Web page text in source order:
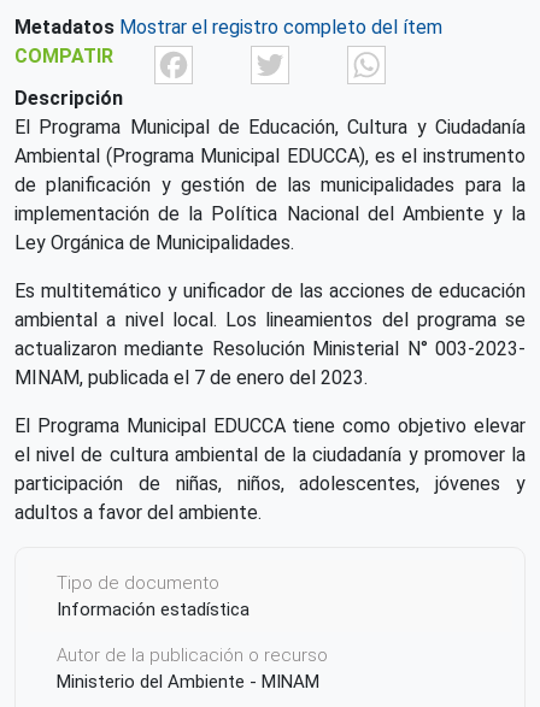
Metadatos Mostrar el registro completo del ítem
COMPATIR
FacebookTwitter
Descripción
El Programa Municipal de Educación, Cultura y Ciudadanía
Ambiental (Programa Municipal EDUCCA), es el instrumento
de planificación y gestión de las municipalidades para la
implementación de la Política Nacional del Ambiente y la
Ley Orgánica de Municipalidades.
Es multitemático y unificador de las acciones de educación
ambiental a nivel local. Los lineamientos del programa se
actualizaron mediante Resolución Ministerial N° 003-2023-
MINAM, publicada el 7 de enero del 2023.
El Programa Municipal EDUCCA tiene como objetivo elevar
el nivel de cultura ambiental de la ciudadanía y promover la
participación de niñas, niños, adolescentes, jóvenes y
adultos a favor del ambiente.
Tipo de documento
Información estadística
Autor de la publicación o recurso
Ministerio del Ambiente - MINAM